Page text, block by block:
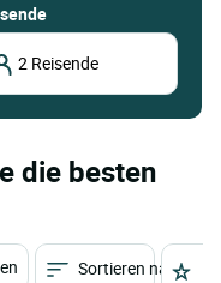
die besten
Sortieren nach